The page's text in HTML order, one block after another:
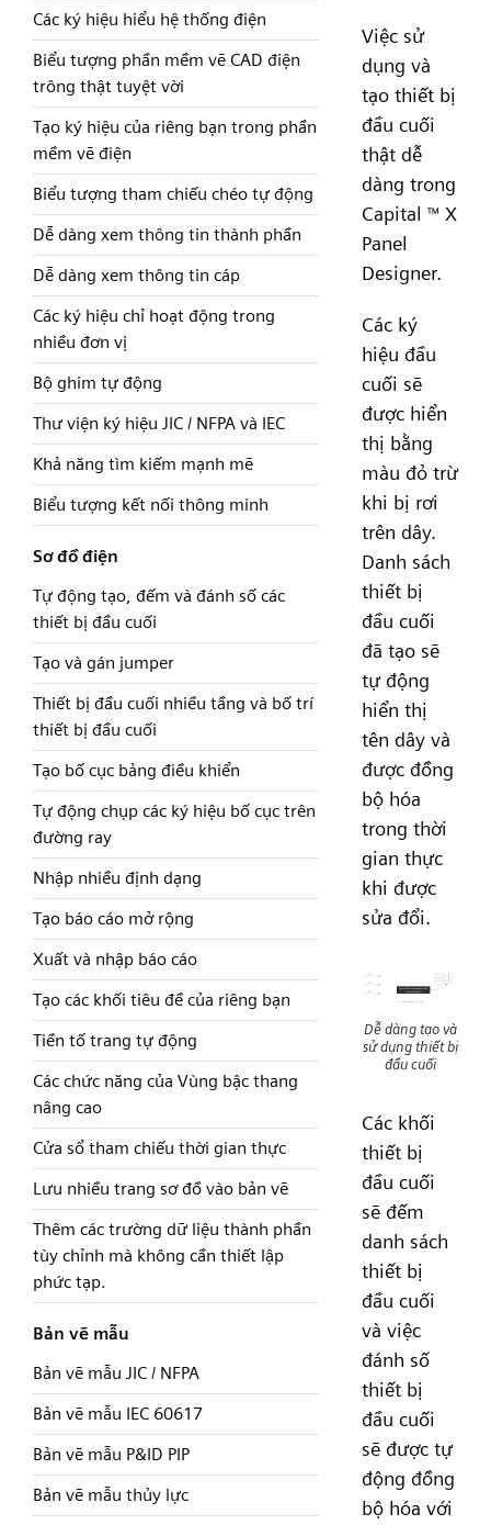
Các ký hiệu hiểu hệ thống điện
Biểu tượng phần mềm vẽ CAD điện
trông thật tuyệt vời
Tạo ký hiệu của riêng bạn trong phần
mềm vẽ điện
Biểu tượng tham chiếu chéo tự động
Dễ dàng xem thông tin thành phần
Dễ dàng xem thông tin cáp
Các ký hiệu chỉ hoạt động trong
nhiều đơn vị
Bộ ghim tự động
Thư viện ký hiệu JIC / NFPA và IEC
Khả năng tìm kiếm mạnh mẽ
Biểu tượng kết nối thông minh
Sơ đồ điện
Tự động tạo, đếm và đánh số các
thiết bị đầu cuối
Tạo và gán jumper
Thiết bị đầu cuối nhiều tầng và bố trí
thiết bị đầu cuối
Tạo bố cục bảng điều khiển
Tự động chụp các ký hiệu bố cục trên
đường ray
Nhập nhiều định dạng
Tạo báo cáo mở rộng
Xuất và nhập báo cáo
Tạo các khối tiêu đề của riêng bạn
Tiền tố trang tự động
Các chức năng của Vùng bậc thang
nâng cao
Cửa sổ tham chiếu thời gian thực
Lưu nhiều trang sơ đồ vào bản vẽ
Thêm các trường dữ liệu thành phần
tùy chỉnh mà không cần thiết lập
phức tạp.
Bản vẽ mẫu
Bản vẽ mẫu JIC / NFPA
Bản vẽ mẫu IEC 60617
Bản vẽ mẫu P&ID PIP
Bản vẽ mẫu thủy lực
Việc sử
dụng và
tạo thiết bị
đầu cuối
thật dễ
dàng trong
Capital ™ X
Panel
Designer.
Các ký
hiệu đầu
cuối sẽ
được hiển
thị bằng
màu đỏ trừ
khi bị rơi
trên dây.
Danh sách
thiết bị
đầu cuối
đã tạo sẽ
tự động
hiển thị
tên dây và
được đồng
bộ hóa
trong thời
gian thực
khi được
sửa đổi.
Dễ dàng tạo và
sử dụng thiết bị
đầu cuối
Các khối
thiết bị
đầu cuối
sẽ đếm
danh sách
thiết bị
đầu cuối
và việc
đánh số
thiết bị
đầu cuối
sẽ được tự
động đồng
bộ hóa với